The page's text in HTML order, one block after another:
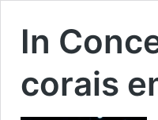
In
corais